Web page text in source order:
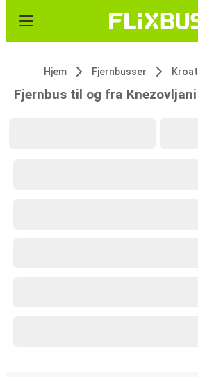
Hjem Fjernbusser
Fjernbus til og fra Knezovljani